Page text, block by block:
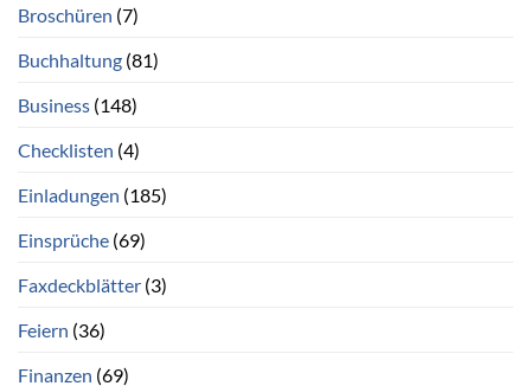
Broschüren (7)
Buchhaltung (81)
Business (148)
Checklisten (4)
Einladungen (185)
Einsprüche (69)
Faxdeckblätter (3)
Feiern (36)
Finanzen (69)